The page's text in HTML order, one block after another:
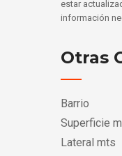
estar
información
Otras
Barrio
Superficie
Lateral mts